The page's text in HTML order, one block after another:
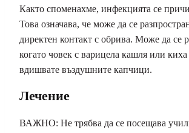
Както споменахме, инфекцията се
Това означава, че може да се
директен контакт с обрива. Може да се
когато човек с варицела кашля или
вдишвате въздушните капчици.
Лечение
ВАЖНО: Не трябва да се посещава